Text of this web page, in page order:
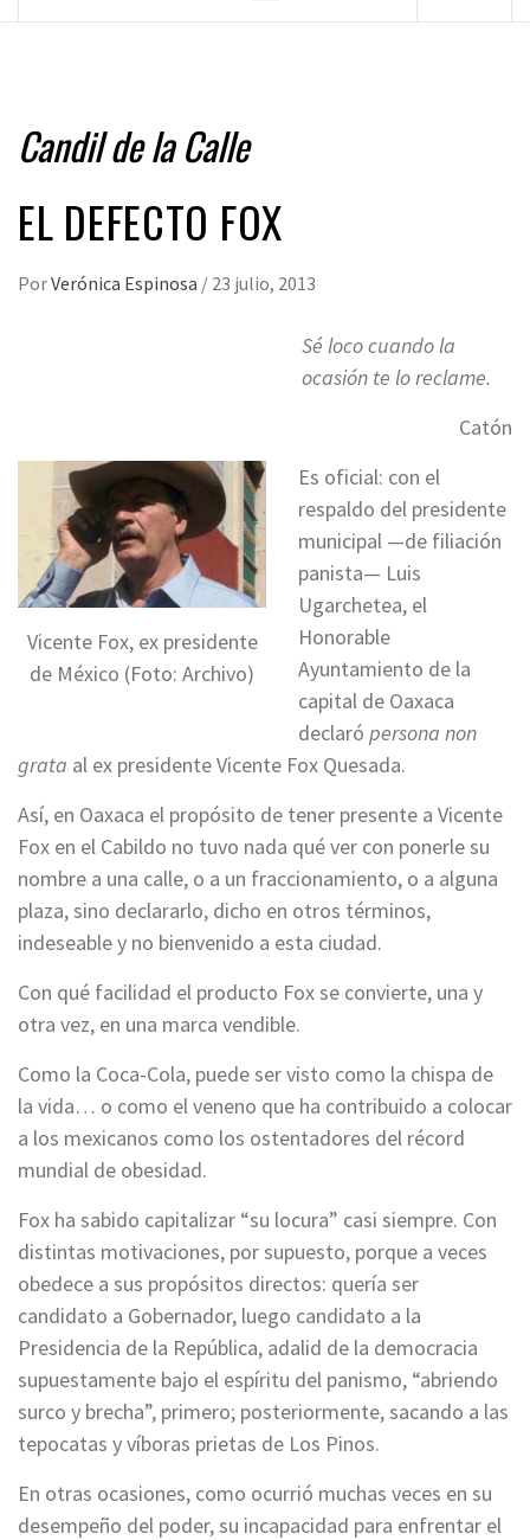
Candil de la Calle
EL DEFECTO FOX
PorVerónica Espinosa / 23 julio, 2013
Sé loco cuando la
ocasión te lo reclame.
Catón
Vicente Fox, ex presidente
de México (Foto: Archivo)
Es oficial: con el
respaldo del presidente
municipal —de filiación
panista— Luis
Ugarchetea, el
Honorable
Ayuntamiento de la
capital de Oaxaca
declaró persona non
grata al ex presidente Vicente Fox Quesada.
Así, en Oaxaca el propósito de tener presente a Vicente
Fox en el Cabildo no tuvo nada qué ver con ponerle su
nombre a una calle, o a un fraccionamiento, o a alguna
plaza, sino declararlo, dicho en otros términos,
indeseable y no bienvenido a esta ciudad.
Con qué facilidad el producto Fox se convierte, una y
otra vez, en una marca vendible.
Como la Coca-Cola, puede ser visto como la chispa de
la vida… o como el veneno que ha contribuido a colocar
a los mexicanos como los ostentadores del récord
mundial de obesidad.
Fox ha sabido capitalizar “su locura” casi siempre. Con
distintas motivaciones, por supuesto, porque a veces
obedece a sus propósitos directos: quería ser
candidato a Gobernador, luego candidato a la
Presidencia de la República, adalid de la democracia
supuestamente bajo el espíritu del panismo, “abriendo
surco y brecha”, primero; posteriormente, sacando a las
tepocatas y víboras prietas de Los Pinos.
En otras ocasiones, como ocurrió muchas veces en su
desempeño del poder, su incapacidad para enfrentar el